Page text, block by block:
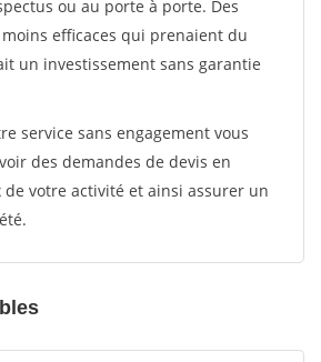
ou au porte à porte. Des
efficaces qui prenaient du
un investissement sans garantie
service sans engagement vous
des demandes de devis en
votre activité et ainsi assurer un